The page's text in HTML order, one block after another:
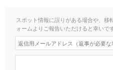
スポット情報に誤りがある場合や、
ォームよりご報告いただけると幸いです